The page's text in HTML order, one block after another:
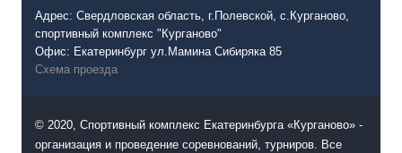
Адрес: Свердловская область, г.Полевской, с.Курганово,
спортивный комплекс "Курганово"
Офис: Екатеринбург ул.Мамина Сибиряка 85
Схема проезда
© 2020, Спортивный комплекс Екатеринбурга «Курганово» -
организация и проведение соревнований, турниров. Все